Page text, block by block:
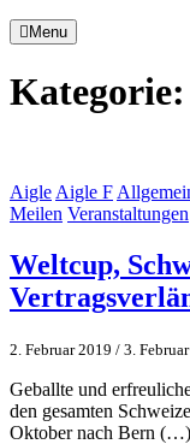
Menu
Kategorie:
Aigle Aigle F
Meilen Veranstaltungen
Weltcup,
2. Februar 2019 / 3.
Geballte und
den gesamten
Oktober nach Bern (…)